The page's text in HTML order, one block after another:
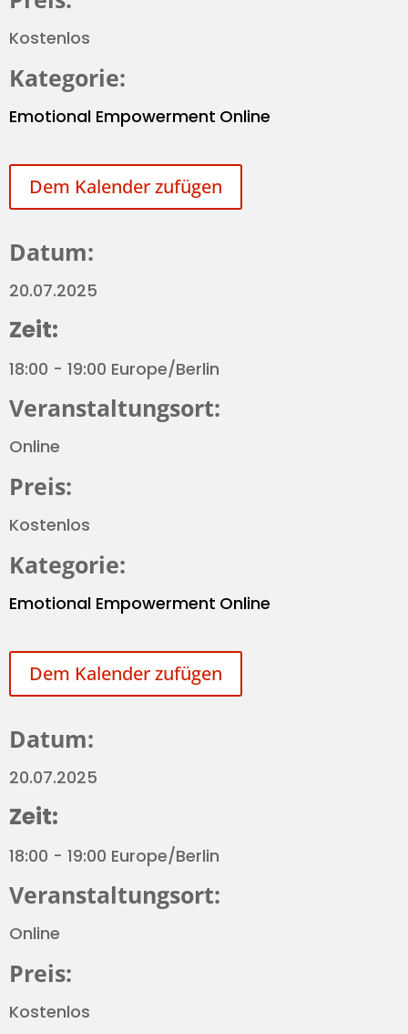
Kostenlos
Kategorie:
Emotional Empowerment Online
Dem Kalender zufügen
Datum:
20.07.2025
Zeit:
18:00 - 19:00 Europe/Berlin
Veranstaltungsort:
Online
Preis:
Kostenlos
Kategorie:
Emotional Empowerment Online
Dem Kalender zufügen
Datum:
20.07.2025
Zeit:
18:00 - 19:00 Europe/Berlin
Veranstaltungsort:
Online
Preis:
Kostenlos